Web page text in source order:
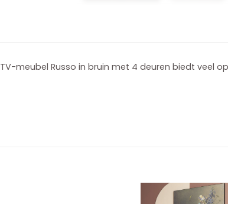
TV-meubel Russo in bruin met 4 deuren biedt veel